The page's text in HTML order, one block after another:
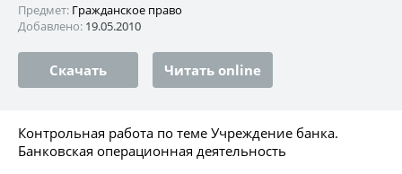
Предмет: Гражданское право
Добавлено: 19.05.2010
Скачать Читать online
Контрольная работа по теме Учреждение банка.
Банковская операционная деятельность